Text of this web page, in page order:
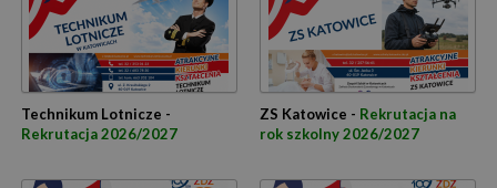
Technikum Lotnicze -
Rekrutacja 2026/2027
ZS Katowice - Rekrutacja na
rok szkolny 2026/2027